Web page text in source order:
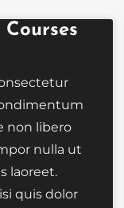
non libero
nulla ut
laoreet.
quis dolor